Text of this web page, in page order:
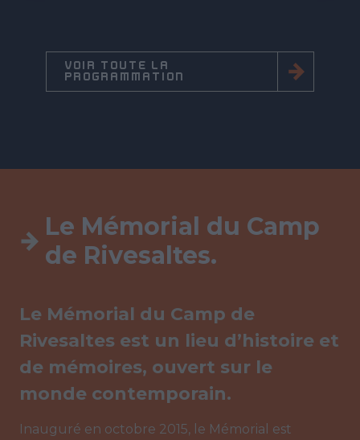
VOIR TOUTE LA
PROGRAMMATION
Le Mémorial du Camp
de Rivesaltes.
Le Mémorial du Camp de
Rivesaltes est un lieu d’histoire et
de mémoires, ouvert sur le
monde contemporain.
Inauguré en octobre 2015, le Mémorial est